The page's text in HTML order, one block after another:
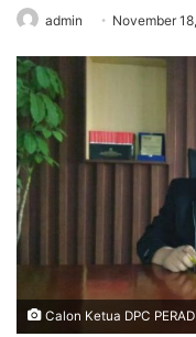
admin November
Calon Ketua DPC